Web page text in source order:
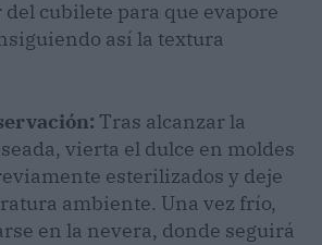
cubilete para que evapore
así la textura
Tras alcanzar la
vierta el dulce en moldes
esterilizados y deje
ambiente. Una vez frío,
en la nevera, donde seguirá